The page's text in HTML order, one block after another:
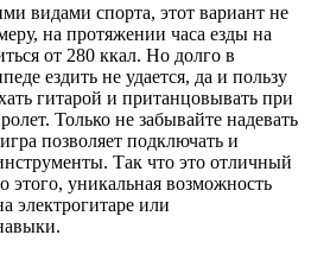
видами спорта, этот вариант не
на протяжении часа езды на
от 280 ккал. Но долго в
ездить не удается, да и пользу
гитарой и пританцовывать при
Только не забывайте надевать
позволяет подключать и
Так что это отличный
этого, уникальная возможность
электрогитаре или